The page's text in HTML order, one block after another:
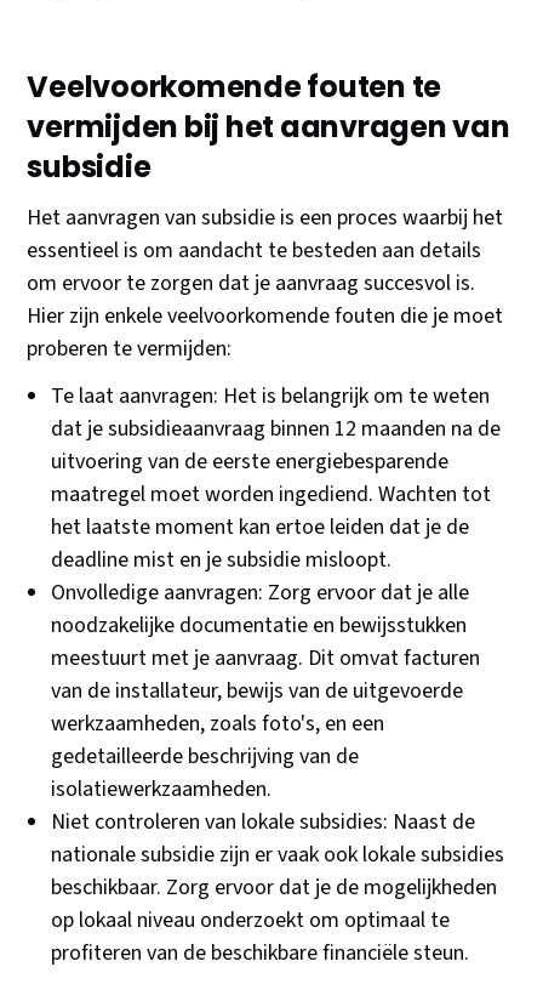
Veelvoorkomende fouten te
vermijden bij het aanvragen van
subsidie
Het aanvragen van subsidie is een proces waarbij het
essentieel is om aandacht te besteden aan details
om ervoor te zorgen dat je aanvraag succesvol is.
Hier zijn enkele veelvoorkomende fouten die je moet
proberen te vermijden:
Te laat aanvragen: Het is belangrijk om te weten
dat je subsidieaanvraag binnen 12 maanden na de
uitvoering van de eerste energiebesparende
maatregel moet worden ingediend. Wachten tot
het laatste moment kan ertoe leiden dat je de
deadline mist en je subsidie misloopt.
Onvolledige aanvragen: Zorg ervoor dat je alle
noodzakelijke documentatie en bewijsstukken
meestuurt met je aanvraag. Dit omvat facturen
van de installateur, bewijs van de uitgevoerde
werkzaamheden, zoals foto's, en een
gedetailleerde beschrijving van de
isolatiewerkzaamheden.
Niet controleren van lokale subsidies: Naast de
nationale subsidie zijn er vaak ook lokale subsidies
beschikbaar. Zorg ervoor dat je de mogelijkheden
op lokaal niveau onderzoekt om optimaal te
profiteren van de beschikbare financiële steun.